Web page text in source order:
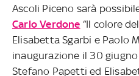
Ascoli Piceno sarà
Carlo Verdone “Il colore
Elisabetta Sgarbi e Paolo
inaugurazione il 30 giugno
Stefano Papetti ed